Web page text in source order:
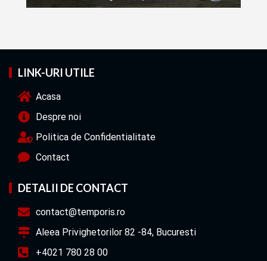
LINK-URI UTILE
Acasa
Despre noi
Politica de Confidentialitate
Contact
DETALII DE CONTACT
contact@temporis.ro
Aleea Privighetorilor 82 -84, Bucuresti
+4021 780 28 00